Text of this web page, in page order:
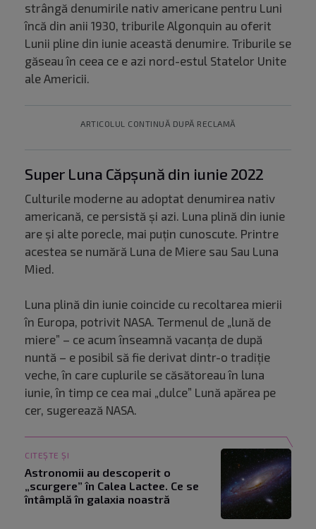
strângă denumirile nativ americane pentru Luni
încă din anii 1930, triburile Algonquin au oferit
Lunii pline din iunie această denumire. Triburile se
găseau în ceea ce e azi nord-estul Statelor Unite
ale Americii.
ARTICOLUL CONTINUĂ DUPĂ RECLAMĂ
Super Luna Căpșună din iunie 2022
Culturile moderne au adoptat denumirea nativ
americană, ce persistă și azi. Luna plină din iunie
are și alte porecle, mai puțin cunoscute. Printre
acestea se numără Luna de Miere sau Sau Luna
Mied.
Luna plină din iunie coincide cu recoltarea mierii
în Europa, potrivit NASA. Termenul de „lună de
miere” – ce acum înseamnă vacanța de după
nuntă – e posibil să fie derivat dintr-o tradiție
veche, în care cuplurile se căsătoreau în luna
iunie, în timp ce cea mai „dulce” Lună apărea pe
cer, sugerează NASA.
CITEȘTE ȘI
Astronomii au descoperit o
„scurgere” în Calea Lactee. Ce se
întâmplă în galaxia noastră